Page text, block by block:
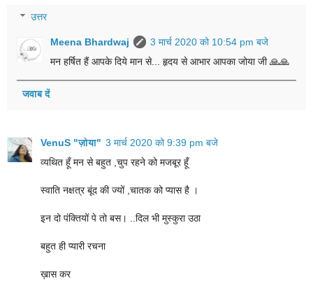
उत्तर
Meena Bhardwaj
3 मार्च 2020 को 10:54 pm बजे
मन हर्षित हैं आपके दिये मान से... हृदय से आभार आपका जोया जी 🙏🙏
जवाब दें
VenuS "ज़ोया" 3 मार्च 2020 को 9:39 pm बजे
व्यथित हूँ मन से बहुत ,चुप रहने को मजबूर हूँ
स्वाति नक्षत्र बूंद की ज्यों ,चातक को प्यास है ।
इन दो पंक्तियों पे तो बस। ..दिल भी मुस्कुरा उठा
बहुत ही प्यारी रचना
ख़ास कर